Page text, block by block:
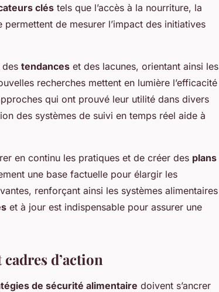
clés tels que l’accès à la nourriture, la
de mesurer l’impact des initiatives
des tendances et des lacunes, orientant ainsi les
recherches mettent en lumière l’efficacité
qui ont prouvé leur utilité dans divers
des systèmes de suivi en temps réel aide à
en continu les pratiques et de créer des plans
une base factuelle pour élargir les
renforçant ainsi les systèmes alimentaires
et à jour est indispensable pour assurer une
d’action
de sécurité alimentaire doivent s’ancrer